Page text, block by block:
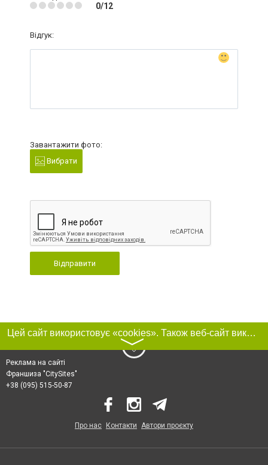
0/12
Відгук:
Завантажити фото:
Вибрати
Відправити
Цей сайт використовує «cookies». Також веб-сайт використовує інтернет-сервіс для збору технічних даних стосовно відвідувачів з метою отримання маркетингової та статистичної інформації. Умови обробки даних відвідувачів сайту див.
〉
Реклама на сайті
Франшиза "CitySites"
+38 (095) 515-50-87
Про нас Контакти Автори проєкту